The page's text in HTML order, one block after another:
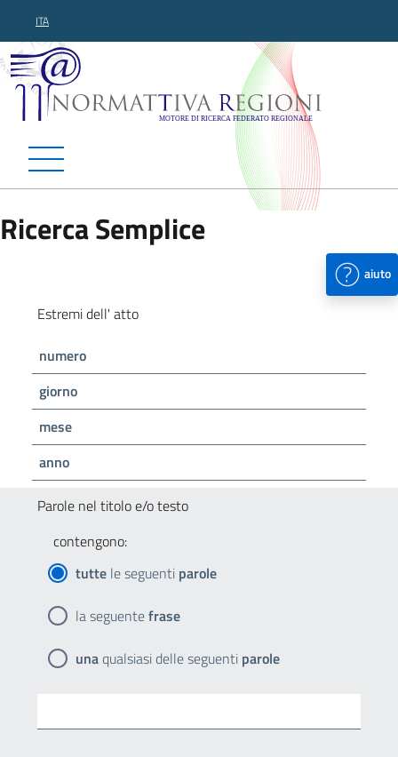
ITA
Normattiva Regioni -
Ricerca Semplice
aiuto
Estremi dell' atto
numero
giorno
mese
anno
Parole nel titolo e/o testo
contengono:
tutte le seguenti parole
la seguentefrase
unaqualsiasi delle seguenti parole